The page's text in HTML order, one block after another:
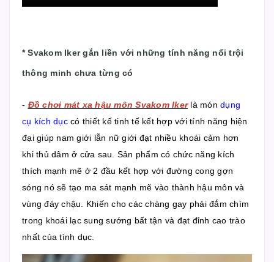
*Svakom Iker gắn liền với những tính năng nổi trội
thông minh chưa từng có
- Đồ chơi mát xa hậu môn Svakom Ikerlà món dụng
cụ kích dụccó thiết kế tinh tế kết hợp với tính năng hiện
đại giúp nam giới lẫn nữ giới đạt nhiều khoái cảm hơn
khi thủ dâm ở cửa sau. Sản phẩm có chức năng kích
thích mạnh mẽ ở 2 đầu kết hợp với đường cong gợn
sóng nó sẽ tạo ma sát mạnh mẽ vào thành hậu môn và
vùng đáy chậu. Khiến cho các chàng gay phải đắm chìm
trong khoái lạc sung sướng bất tận và đạt đỉnh cao trào
nhất của tình dục.